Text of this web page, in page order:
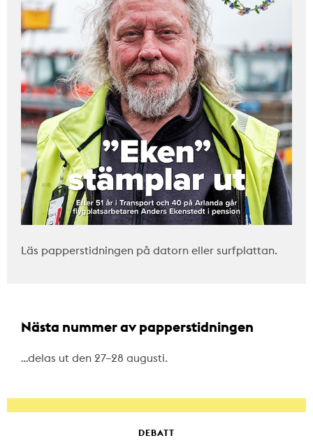
Läs papperstidningen på datorn eller surfplattan.
Nästa nummer av papperstidningen
…delas ut den 27–28 augusti.
DEBATT